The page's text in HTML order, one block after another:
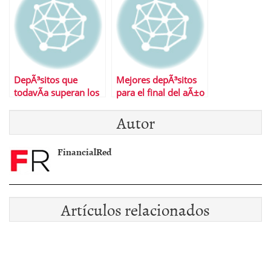
DepÃ³sitos que
todavÃ­a superan los
Mejores depÃ³sitos
para el final del aÃ±o
Autor
FinancialRed
Artículos relacionados